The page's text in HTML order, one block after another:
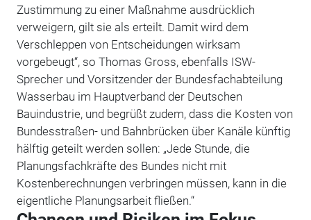
Zustimmung zu einer Maßnahme ausdrücklich
verweigern, gilt sie als erteilt. Damit wird dem
Verschleppen von Entscheidungen wirksam
vorgebeugt“, so Thomas Gross, ebenfalls ISW-
Sprecher und Vorsitzender der Bundesfachabteilung
Wasserbau im Hauptverband der Deutschen
Bauindustrie, und begrüßt zudem, dass die Kosten von
Bundesstraßen- und Bahnbrücken über Kanäle künftig
hälftig geteilt werden sollen: „Jede Stunde, die
Planungsfachkräfte des Bundes nicht mit
Kostenberechnungen verbringen müssen, kann in die
eigentliche Planungsarbeit fließen.“